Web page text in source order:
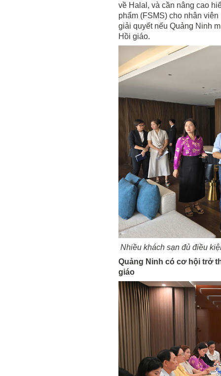
về Halal, và cần nâng cao
phẩm (FSMS) cho nhân
giải quyết nếu Quảng Ninh
Hồi giáo.
Nhiều khách sạn đủ điều
Quảng Ninh có cơ hội trở
giáo